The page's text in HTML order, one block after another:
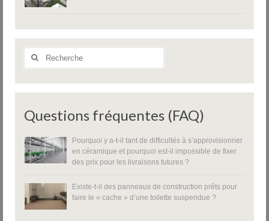
Rechercher
Questions fréquentes (FAQ)
Pourquoi y a-t-il tant de difficultés à s’approvisionner
en céramique et pourquoi est-il impossible de fixer
des prix pour les livraisons futures ?
Existe-t-il des panneaux de construction prêts pour
faire le « cache » d’une toilette suspendue ?